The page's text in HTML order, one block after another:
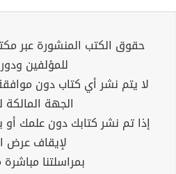
حقوق الكتب المنشورة عبر
للمؤلفين
لا يتم نشر أي كتاب دون
الجهة
إذا تم نشر كتابك دون علمك أو
لإيقاف عرض
بمراسلتنا